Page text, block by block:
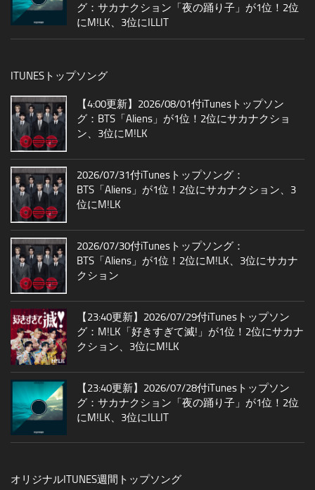
グ：サカナクション「夜の踊り子」が1位！2位
にM!LK、3位にILLIT
ITUNESトップソング
【4:00更新】2026/08/01付iTunesトップソン
グ：BTS「Aliens」が1位！2位にサカナクショ
ン、3位にM!LK
2026/07/31付iTunesトップソング：
BTS「Aliens」が1位！2位にサカナクション、3
位にM!LK
2026/07/30付iTunesトップソング：
BTS「Aliens」が1位！2位にM!LK、3位にサカナ
クション
【23:40更新】2026/07/29付iTunesトップソン
グ：M!LK「好きすぎて滅!」が1位！2位にサカナ
クション、3位にM!LK
【23:40更新】2026/07/28付iTunesトップソン
グ：サカナクション「夜の踊り子」が1位！2位
にM!LK、3位にILLIT
オリジナルITUNES週間トップソング